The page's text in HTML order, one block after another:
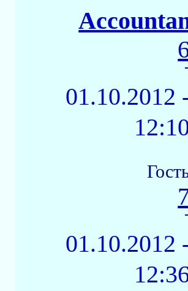
01.10.2012
01.10.2012